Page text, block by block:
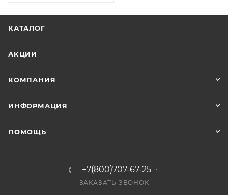
КАТАЛОГ
АКЦИИ
КОМПАНИЯ
ИНФОРМАЦИЯ
ПОМОЩЬ
+7(800)707-67-25
ЗАКАЗАТЬ ЗВОНОК